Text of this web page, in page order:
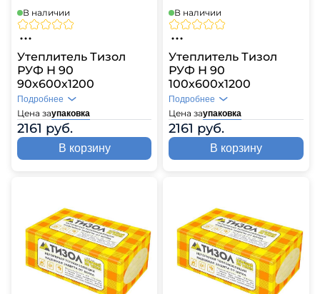
В наличии
Утеплитель Тизол
РУФ Н 90
90х600х1200
Цена заупаковка
2161 руб.
Подробнее
В корзину
В наличии
Утеплитель Тизол
РУФ Н 90
100х600х1200
Цена заупаковка
2161 руб.
Подробнее
В корзину